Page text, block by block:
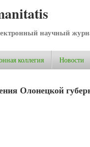
научный
коллегия Новости
Олонецкой